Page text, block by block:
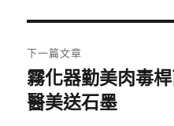
覽
文
章:
下一篇文章
下
一
霧化器勤美肉毒
醫美送石墨